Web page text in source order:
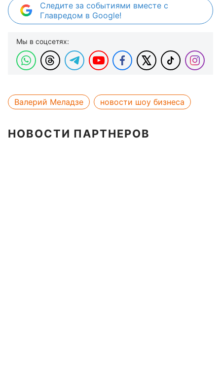
Следите за событиями вместе с
Главредом в Google!
Мы в соцсетях:
Валерий Меладзе новости шоу бизнеса
НОВОСТИ ПАРТНЕРОВ